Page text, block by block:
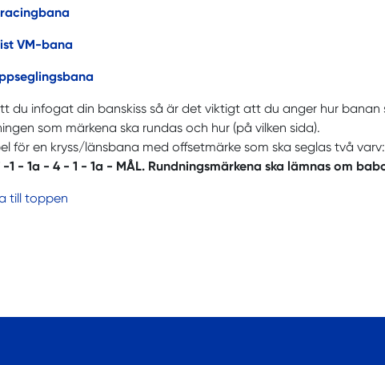
VM-bana
du infogat din banskiss så är det viktigt att du anger hur
som märkena ska rundas och hur (på vilken sida).
för en kryss/länsbana med offsetmärke som ska seglas två varv:
-1 - 1a - 4 - 1 - 1a - MÅL. Rundningsmärkena ska lämnas om
till toppen